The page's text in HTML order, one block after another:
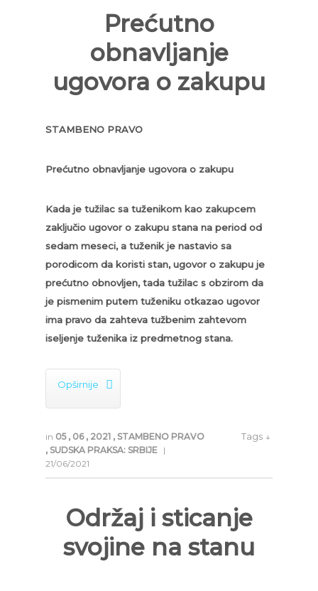
Prećutno
obnavljanje
ugovora o zakupu
STAMBENO PRAVO
Prećutno obnavljanje ugovora o zakupu
Kada je tužilac sa tuženikom kao zakupcem
zaključio ugovor o zakupu stana na period od
sedam meseci, a tuženik je nastavio sa
porodicom da koristi stan, ugovor o zakupu je
prećutno obnovljen, tada tužilac s obzirom da
je pismenim putem tuženiku otkazao ugovor
ima pravo da zahteva tužbenim zahtevom
iseljenje tuženika iz predmetnog stana.
Opširnije 
in 05 , 06 , 2021 , STAMBENO PRAVO
, SUDSKA PRAKSA: SRBIJE |
21/06/2021
Tags ↓
Održaj i sticanje
svojine na stanu